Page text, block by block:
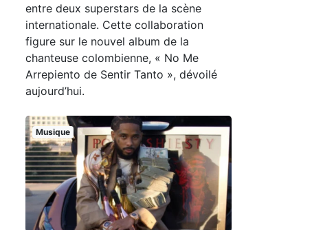
entre deux superstars de la scène
internationale. Cette collaboration
figure sur le nouvel album de la
chanteuse colombienne, « No Me
Arrepiento de Sentir Tanto », dévoilé
aujourd’hui.
Musique